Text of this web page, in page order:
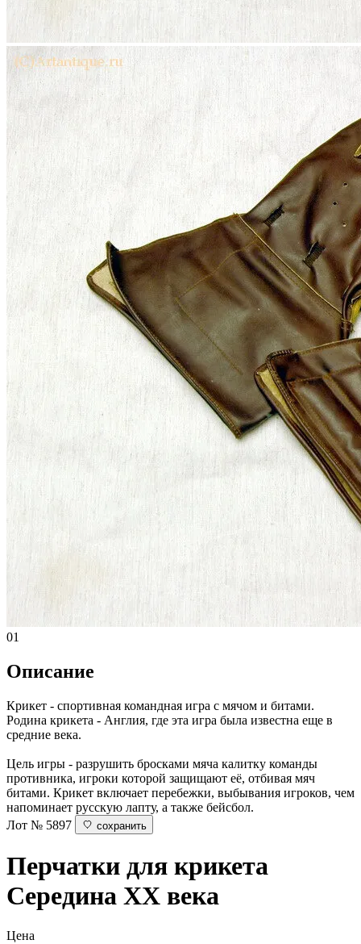
01
Описание
Крикет - спортивная командная игра с мячом и битами.
Родина крикета - Англия, где эта игра была известна еще в
средние века.
Цель игры - разрушить бросками мяча калитку команды
противника, игроки которой защищают её, отбивая мяч
битами. Крикет включает перебежки, выбывания игроков, чем
напоминает русскую лапту, а также бейсбол.
Лот № 5897
сохранить
Перчатки для крикета
Середина ХХ века
Цена